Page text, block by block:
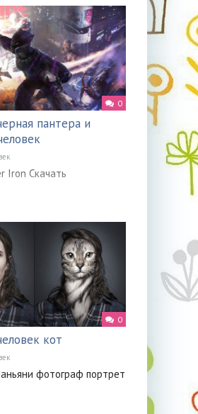
0
пантера и
Iron Скачать
0
кот
фотограф портрет